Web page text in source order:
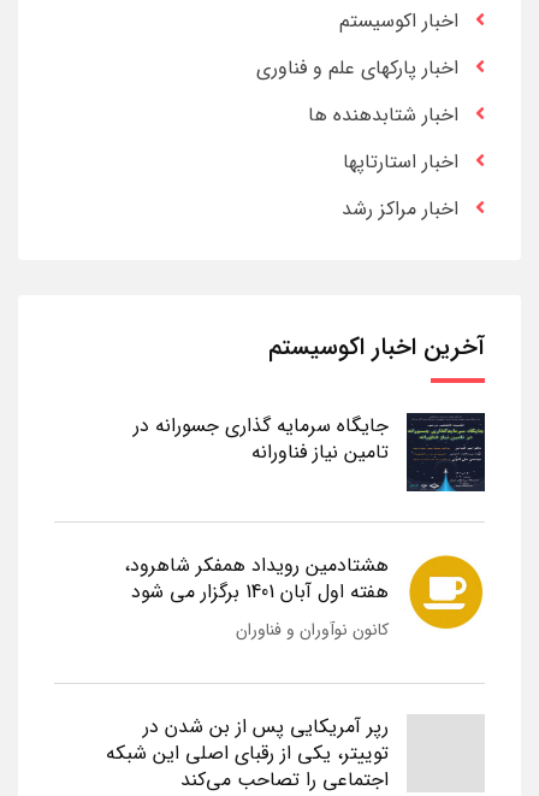
اخبار اکوسیستم
اخبار پارکهای علم و فناوری
اخبار شتابدهنده ها
اخبار استارتاپها
اخبار مراکز رشد
آخرین اخبار اکوسیستم
جایگاه سرمایه گذاری جسورانه در
تامین نیاز فناورانه
هشتادمین رویداد همفکر شاهرود،
هفته اول آبان 1401 برگزار می شود
کانون نوآوران و فناوران
رپر آمریکایی پس از بن شدن در
توییتر، یکی از رقبای اصلی این شبکه
اجتماعی را تصاحب می‌کند